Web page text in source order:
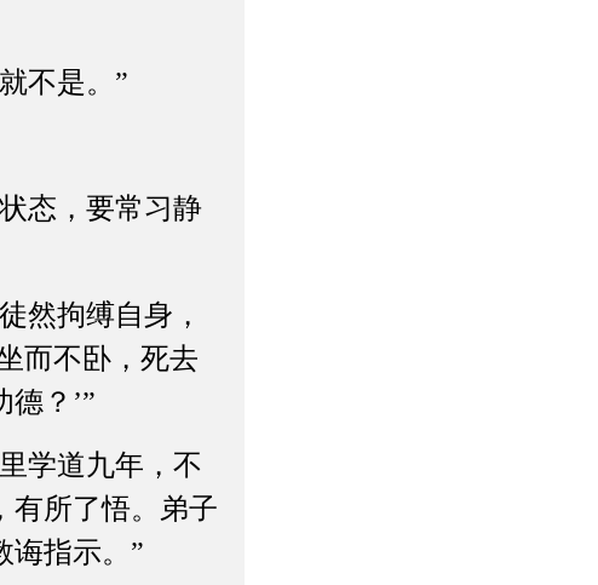
不是。”
态，要常习静
然拘缚自身，
而不卧，死去
？’”
学道九年，不
有所了悟。弟子
诲指示。”